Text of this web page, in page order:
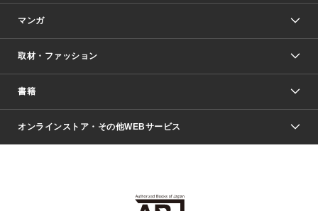
マンガ
少年マンガ
Vジャンプ
週刊ヤングジャンプ
少女マンガ
取材・ファッション
Seventeen
芸能・情報・スポーツ
書籍
文芸・文庫・総合
ライトノベル・ノベライズ
オンラインストア・その他WEBサービス